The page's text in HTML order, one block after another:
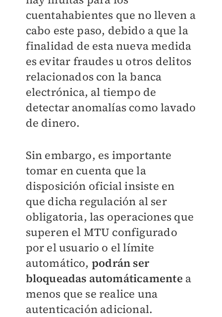
cuentahabientes que no lleven a
cabo este paso, debido a que la
finalidad de esta nueva medida
es evitar fraudes u otros delitos
relacionados con la banca
electrónica, al tiempo de
detectar anomalías como lavado
de dinero.
Sin embargo, es importante
tomar en cuenta que la
disposición oficial insiste en
que dicha regulación al ser
obligatoria, las operaciones que
superen el MTU configurado
por el usuario o el límite
automático, podrán ser
bloqueadas automáticamente a
menos que se realice una
autenticación adicional.